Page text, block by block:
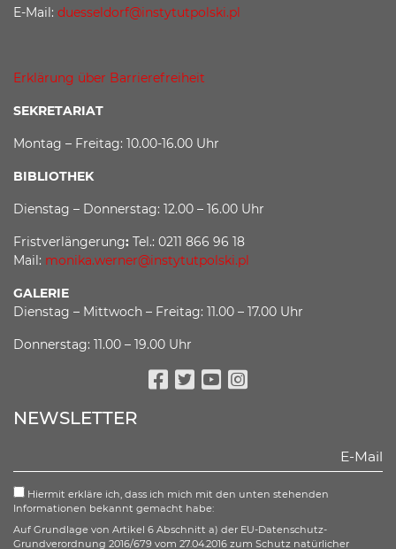
E-Mail: duesseldorf@instytutpolski.pl
Erklärung über Barrierefreiheit
SEKRETARIAT
Montag – Freitag: 10.00-16.00 Uhr
BIBLIOTHEK
Dienstag – Donnerstag: 12.00 – 16.00 Uhr
Fristverlängerung: Tel.: 0211 866 96 18
Mail: monika.werner@instytutpolski.pl
GALERIE
Dienstag – Mittwoch – Freitag: 11.00 – 17.00 Uhr
Donnerstag: 11.00 – 19.00 Uhr
NEWSLETTER
Hiermit erkläre ich, dass ich mich mit den unten stehenden
Informationen bekannt gemacht habe:
Auf Grundlage von Artikel 6 Abschnitt a) der EU-Datenschutz-
Grundverordnung 2016/679 vom 27.04.2016 zum Schutz natürlicher